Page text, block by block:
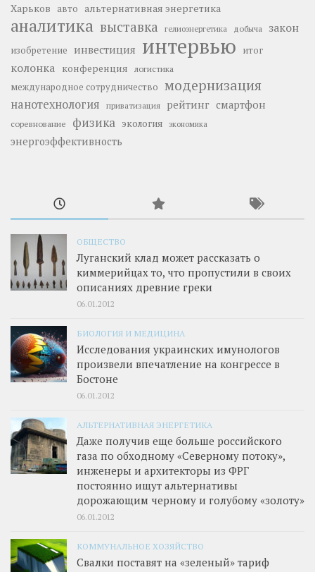
Харьков авто альтернативная энергетика
аналитика выставка гелиоэнергетика добыча закон
изобретение инвестиция интервью итог
колонка конференция логистика
международное сотрудничество модернизация
нанотехнология приватизация рейтинг смартфон
соревнование физика экология экономика
энергоэффективность
ОБЩЕСТВО
Луганский клад может рассказать о
киммерийцах то, что пропустили в своих
описаниях древние греки
06.01.2012
БИОЛОГИЯ И МЕДИЦИНА
Исследования украинских имунологов
произвели впечатление на конгрессе в
Бостоне
06.01.2012
АЛЬТЕРНАТИВНАЯ ЭНЕРГЕТИКА
Даже получив еще больше российского
газа по обходному «Северному потоку»,
инженеры и архитекторы из ФРГ
постоянно ищут альтернативы
дорожающим черному и голубому «золоту»
06.01.2012
КОММУНАЛЬНОЕ ХОЗЯЙСТВО
Свалки поставят на «зеленый» тариф